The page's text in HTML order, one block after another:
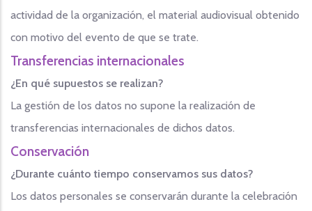
actividad de la organización, el material audiovisual obtenido
con motivo del evento de que se trate.
Transferencias internacionales
¿En qué supuestos se realizan?
La gestión de los datos no supone la realización de
transferencias internacionales de dichos datos.
Conservación
¿Durante cuánto tiempo conservamos sus datos?
Los datos personales se conservarán durante la celebración